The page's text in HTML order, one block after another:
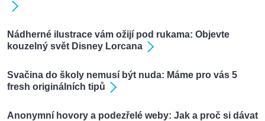
Nádherné ilustrace vám ožijí pod rukama: Objevte
kouzelný svět Disney Lorcana
Svačina do školy nemusí být nuda: Máme pro vás 5
fresh originálních tipů
Anonymní hovory a podezřelé weby: Jak a proč si dávat